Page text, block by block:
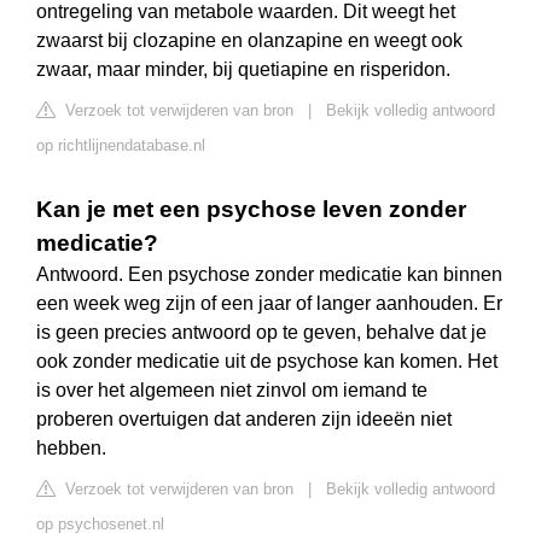
ontregeling van metabole waarden. Dit weegt het
zwaarst bij clozapine en olanzapine en weegt ook
zwaar, maar minder, bij quetiapine en risperidon.
Verzoek tot verwijderen van bron
Bekijk volledig antwoord
op richtlijnendatabase.nl
Kan je met een psychose leven zonder
medicatie?
Antwoord. Een psychose zonder medicatie kan binnen
een week weg zijn of een jaar of langer aanhouden. Er
is geen precies antwoord op te geven, behalve dat je
ook zonder medicatie uit de psychose kan komen. Het
is over het algemeen niet zinvol om iemand te
proberen overtuigen dat anderen zijn ideeën niet
hebben.
Verzoek tot verwijderen van bron
Bekijk volledig antwoord
op psychosenet.nl